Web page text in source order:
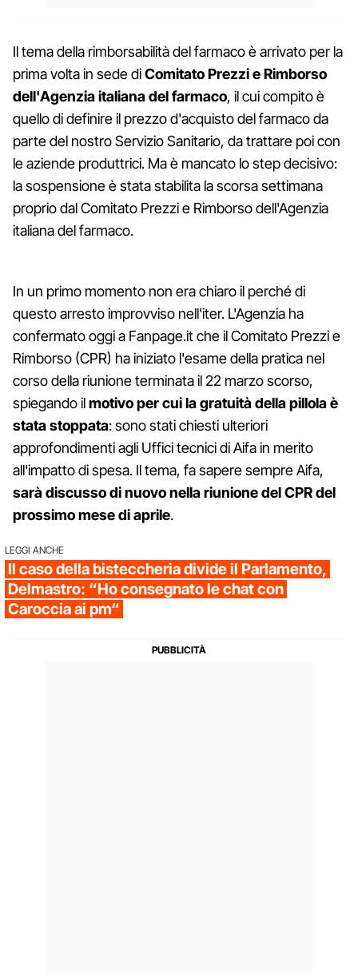
Il tema della rimborsabilità del farmaco è arrivato per la
prima volta in sede diComitato Prezzi e Rimborso
dell'Agenzia italiana del farmaco, il cui compito è
quello di definire il prezzo d'acquisto del farmaco da
parte del nostro Servizio Sanitario, da trattare poi con
le aziende produttrici. Ma è mancato lo step decisivo:
la sospensione è stata stabilita la scorsa settimana
proprio dal Comitato Prezzi e Rimborso dell'Agenzia
italiana del farmaco.
In un primo momento non era chiaro il perché di
questo arresto improvviso nell'iter. L'Agenzia ha
confermato oggi a Fanpage.it che il Comitato Prezzi e
Rimborso (CPR) ha iniziato l'esame della pratica nel
corso della riunione terminata il 22 marzo scorso,
spiegando ilmotivo per cui la gratuità della pillola è
stata stoppata: sono stati chiesti ulteriori
approfondimenti agli Uffici tecnici di Aifa in merito
all'impatto di spesa. Il tema, fa sapere sempre Aifa,
sarà discusso di nuovo nella riunione del CPR del
prossimo mese di aprile.
LEGGI ANCHE
Il caso della bisteccheria divide il Parlamento,
Delmastro: “Ho consegnato le chat con
Caroccia ai pm“